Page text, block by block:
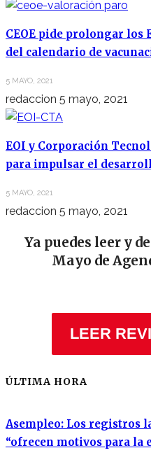
CEOE pide prolongar los
del calendario de
5 MAYO, 2021
redaccion 5 mayo, 2021
EOI y Corporación
para impulsar el
5 MAYO, 2021
redaccion 5 mayo, 2021
Ya puedes leer y
Mayo de
LEER
ÚLTIMA HORA
Asempleo: Los registros
“ofrecen motivos para la